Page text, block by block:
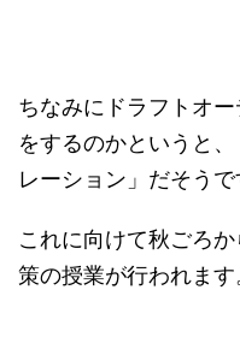
ちなみにドラフトオ
をするのかというと
レーション」だそうで
これに向けて秋ごろ
策の授業が行われます